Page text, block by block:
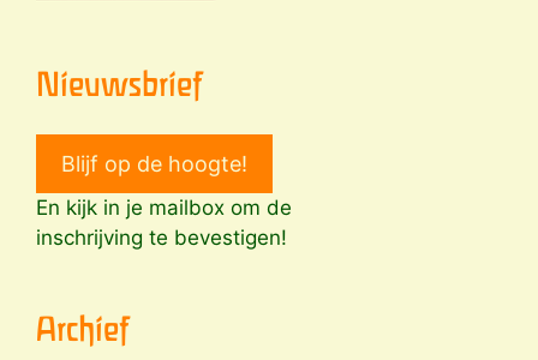
Nieuwsbrief
Blijf op de hoogte!
En kijk in je mailbox om de
inschrijving te bevestigen!
Archief